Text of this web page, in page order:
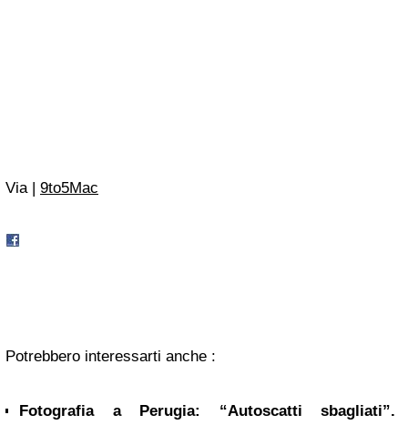
Via | 9to5Mac
Potrebbero interessarti anche :
Fotografia a Perugia: “Autoscatti sbagliati”.